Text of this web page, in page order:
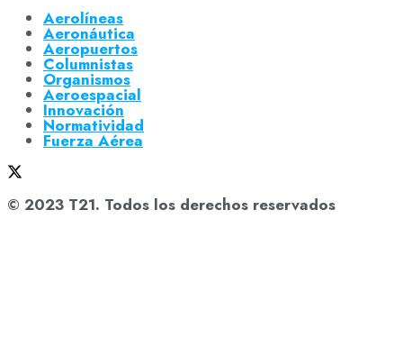
Aerolíneas
Aeronáutica
Aeropuertos
Columnistas
Organismos
Aeroespacial
Innovación
Normatividad
Fuerza Aérea
© 2023 T21. Todos los derechos reservados